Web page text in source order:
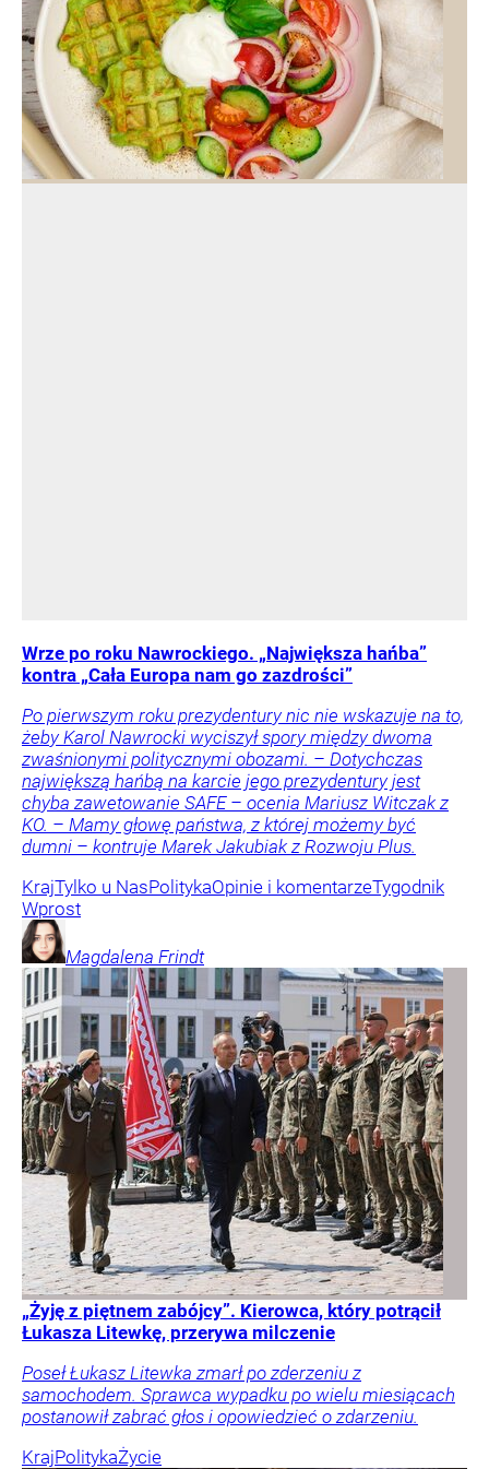
Wrze po roku Nawrockiego. „Największa hańba”
kontra „Cała Europa nam go zazdrości”
Po pierwszym roku prezydentury nic nie wskazuje na to,
żeby Karol Nawrocki wyciszył spory między dwoma
zwaśnionymi politycznymi obozami. – Dotychczas
największą hańbą na karcie jego prezydentury jest
chyba zawetowanie SAFE – ocenia Mariusz Witczak z
KO. – Mamy głowę państwa, z której możemy być
dumni – kontruje Marek Jakubiak z Rozwoju Plus.
KrajTylko u NasPolitykaOpinie i komentarzeTygodnik
Wprost
Magdalena Frindt
„Żyję z piętnem zabójcy”. Kierowca, który potrącił
Łukasza Litewkę, przerywa milczenie
Poseł Łukasz Litewka zmarł po zderzeniu z
samochodem. Sprawca wypadku po wielu miesiącach
postanowił zabrać głos i opowiedzieć o zdarzeniu.
KrajPolitykaŻycie